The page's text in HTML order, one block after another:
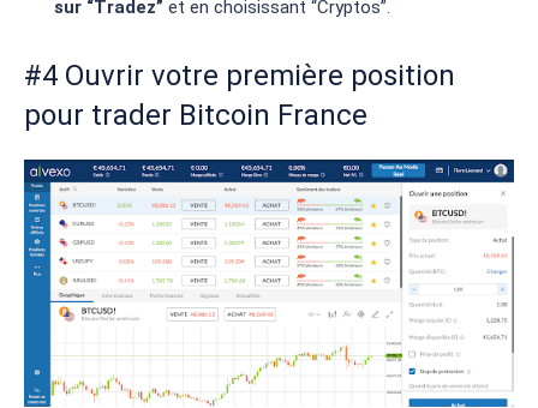
sur “Tradez” et en choisissant “Cryptos”.
#4 Ouvrir votre première position
pour trader Bitcoin France